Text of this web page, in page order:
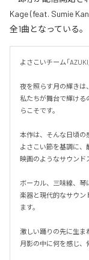
Kage (feat. Sumie
全1曲となっている。
よさこいチーム「
夜を照らす月の輝きは
私たちが舞台で輝ける
らこそです。
本作は、そんな日頃の
よさこい節を基調に、
映画のようなサウンド
ボーカル、三味線、
楽器と現代的なサウン
ます。
激しい踊りの先に生ま
月影の中に何を感じ、